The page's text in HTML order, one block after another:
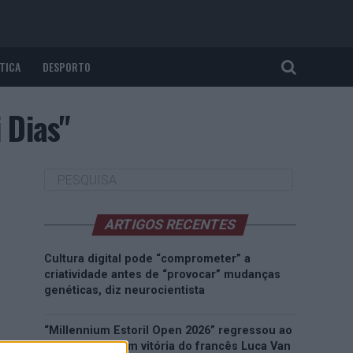
DESPORTO
ARTIGOS RECENTES
Cultura digital pode “comprometer” a
criatividade antes de “provocar” mudanças
genéticas, diz neurocientista
“Millennium Estoril Open 2026” regressou ao
circuito ATP com vitória do francês Luca Van